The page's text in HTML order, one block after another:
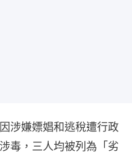
涉嫌嫖娼和逃稅遭行政
毒，三人均被列為「劣